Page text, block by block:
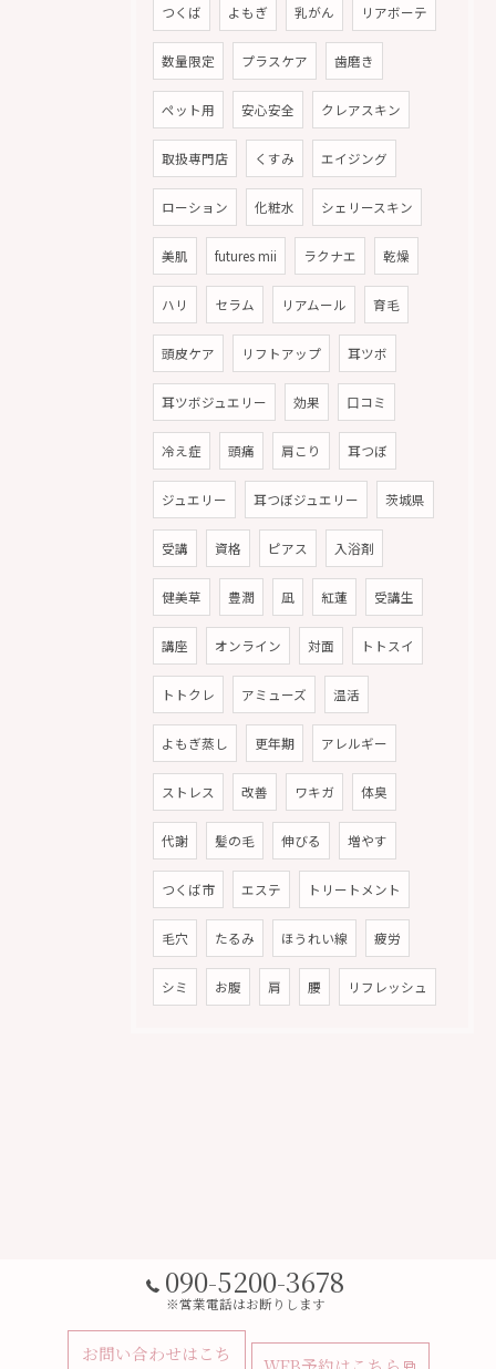
つくば よもぎ 乳がん リアボーテ
数量限定 プラスケア 歯磨き
ペット用 安心安全 クレアスキン
取扱専門店 くすみ エイジング
ローション 化粧水 シェリースキン
美肌 futures mii ラクナエ 乾燥
ハリ セラム リアムール 育毛
頭皮ケア リフトアップ 耳ツボ
耳ツボジュエリー 効果 口コミ
冷え症 頭痛 肩こり 耳つぼ
ジュエリー 耳つぼジュエリー 茨城県
受講 資格 ピアス 入浴剤
健美草 豊潤 凪 紅蓮 受講生
講座 オンライン 対面 トトスイ
トトクレ アミューズ 温活
よもぎ蒸し 更年期 アレルギー
ストレス 改善 ワキガ 体臭
代謝 髪の毛 伸びる 増やす
つくば市 エステ トリートメント
毛穴 たるみ ほうれい線 疲労
シミ お腹 肩 腰 リフレッシュ
090-5200-3678
※営業電話はお断りします
お問い合わせはこち